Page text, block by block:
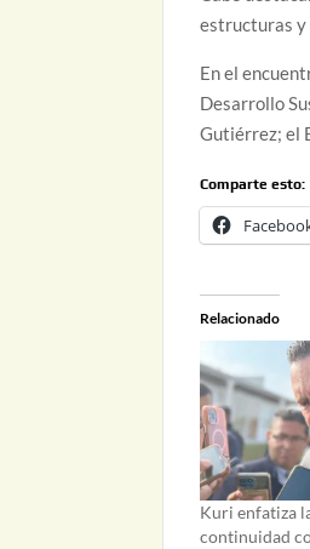
estructuras y
En el
Desarrollo
Gutiérrez; el
Comparte esto:
Relacionado
Kuri enfatiza
continuidad